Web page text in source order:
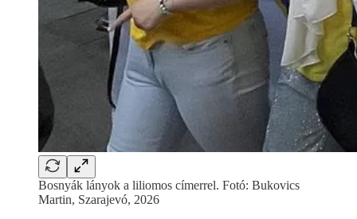
Bosnyák lányok a liliomos címerrel. Fotó: Bukovics
Martin, Szarajevó, 2026